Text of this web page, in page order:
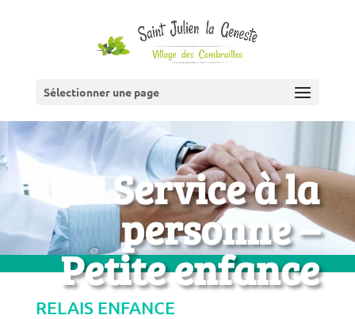
Sélectionner une page
Service à la
personne –
Petite enfance
RELAIS ENFANCE